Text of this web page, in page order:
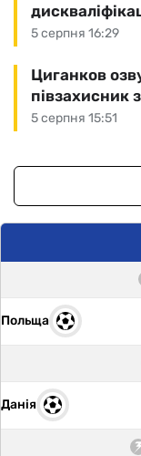
5 серпня 16:29
5 серпня 15:51
Циганков
півзахисник
Польща
Данія